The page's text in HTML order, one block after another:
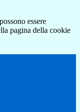
essere
pagina della cookie